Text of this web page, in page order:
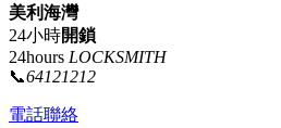
美利海灣
24小時開鎖
24hours LOCKSMITH
📞64121212
電話聯絡